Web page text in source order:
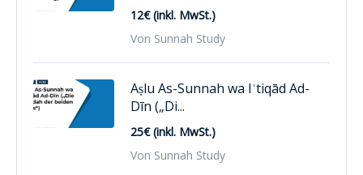
12€ (inkl. MwSt.)
Von Sunnah Study
Aṣlu As-Sunnah wa Iʿtiqād Ad-
Dīn („Di...
25€ (inkl. MwSt.)
Von Sunnah Study